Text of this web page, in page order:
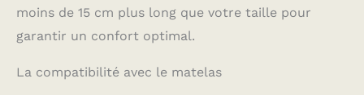
ajoutant une touche
personne ou un lit métal,
moins de 15 cm plus long que votre taille pour
garantir un confort optimal.
La compatibilité avec le matelas